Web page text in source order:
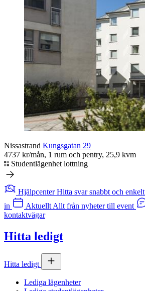
Nissastrand Kungsgatan 29
4737 kr/mån, 1 rum och pentry, 25,9 kvm
Studentlägenhet lottning
Hjälpcenter Hitta svar snabbt och enkelt
in
Aktuellt Allt från nyheter till event
kontaktvägar
Hitta ledigt
Hitta ledigt
Lediga lägenheter